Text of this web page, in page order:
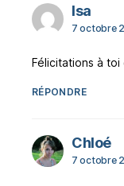
Isadit :
7 octobre
Félicitations à
RÉPONDRE
Chloédit
7 octobre